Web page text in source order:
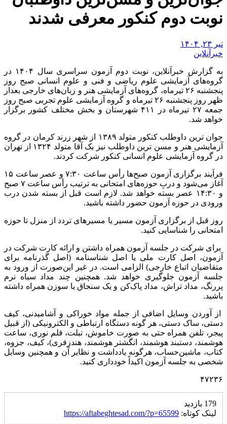
نوبت دوم کنکور معرفی شدند
تیر ۲۳, ۱۴۰۴
خبرآنلاین
به گزارش خبرآنلاین، نوبت دوم آزمون سراسری سال ۱۴۰۴ در
گروه‌های آزمایشی علوم ریاضی و فنی و علوم انسانی صبح روز
پنجشنبه ۲۶ تیرماه، گروه‌های آزمایشی هنر و زبان‌های خارجی بعداز
ظهر روز پنجشنبه ۲۶ تیرماه و گروه آزمایشی علوم تجربی صبح روز
جمعه ۲۷ تیرماه در ۴۱۱ شهرستان و بخش مختلف کشور برگزار
خواهد شد.
جوان ترین داوطلب کنکور متولد ۱۳۸۹ از شهر زرند کرمان در گروه
آزمایشی هنر و مسن ترین داوطلب نیز یک آقا متولد ۱۳۲۴ از تهران
در گروه آزمایشی علوم انسانی کنکور شرکت کردند.
فرآیند برگزاری آزمون صبح‌ها رأس‌ ساعت‌ ۷:۳۰ و عصر ساعت ۱۵
آغاز می‌شود و دربِ حوزه‌های امتحانی به ترتیب رأس‌ ساعت‌ ۷ صبح
و ۱۴:۳۰ عصر بسته خواهد شد. لازم است قبل از بسته شدن درب
ورودی در حوزه آزمون حضور داشته باشید.
روز قبل از برگزاری آزمون مسیر یا مسیرهای تردد از منزل تا حوزه
امتحانی را شناسایی کنید.
برای شرکت در جلسه آزمون همراه داشتن و ارائه کارت شرکت در
آزمون، اصل کارت ملی یا اصل شناسنامه (اصل گذرنامه برای
متقاضیان اتباع خارجی) الزامی است. در غیر این‌صورت از ورود به
جلسه آزمون جلوگیری خواهد شد. همچنین چند مداد سیاه نرم
پررنگ، مداد تراش، مداد پاک‌کن و یک سنجاق یا سوزن همراه داشته‌
باشید.
از آوردن وسایل اضافی از جمله مواد خوراکی و آشامیدنی، کیف
دستی، ساک دستی، هر گونه دستگاه ارتباطی و الکترونیکی (از قبیل
پیجر، تلفن همراه حتی به صورت خاموش، تبلت، قلم نوری، ساعت
هوشمند، دستبند هوشمند، انگشتر هوشمند، هندزفری)، کیف، جزوه،
کتاب، ماشین‌حساب، هرگونه یادداشت و نظایر آن و همچنین وسایل
شخصی به جلسه آزمون اکیداً خودداری کنید.
۴۷۲۳۶
179 بازدید
لینک کوتاه: https://aftabeghtesad.com/?p=65599